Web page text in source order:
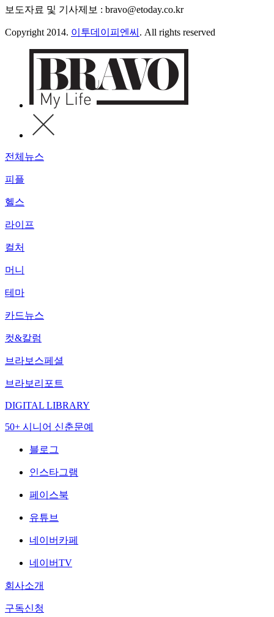
보도자료 및 기사제보 : bravo@etoday.co.kr
Copyright 2014. 이투데이피엔씨 . All rights reserved
전체뉴스
피플
헬스
라이프
컬처
머니
테마
카드뉴스
컷&칼럼
브라보스페셜
브라보리포트
DIGITAL LIBRARY
50+ 시니어 신춘문예
블로그
인스타그램
페이스북
유튜브
네이버카페
네이버TV
회사소개
구독신청